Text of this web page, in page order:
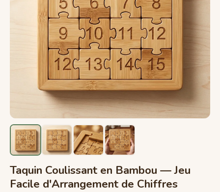
Taquin Coulissant en Bambou — Jeu
Facile d'Arrangement de Chiffres